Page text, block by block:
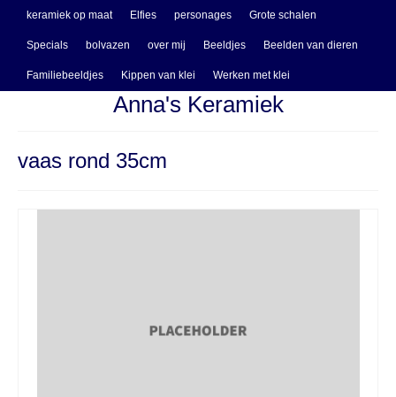
keramiek op maat Elfies personages Grote schalen
Specials bolvazen over mij Beeldjes Beelden van dieren
Familiebeeldjes Kippen van klei Werken met klei
Anna's Keramiek
vaas rond 35cm